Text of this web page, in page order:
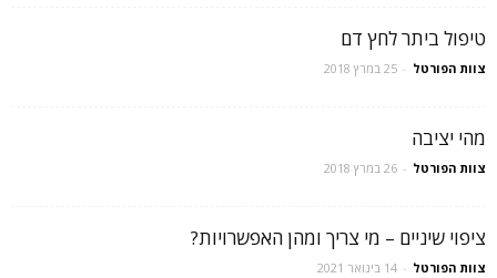
טיפול ביתר לחץ דם
צוות הפורטל - 25 במרץ 2018
מהי יציבה
צוות הפורטל - 26 במרץ 2018
ציפוי שיניים – מי צריך ומהן האפשרויות?
צוות הפורטל - 14 בינואר 2021